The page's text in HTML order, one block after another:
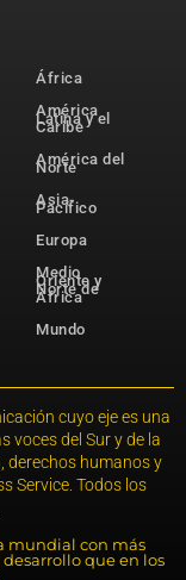
África
América
Latina y el
Caribe
América del
Norte
Asia-
Pacífico
Europa
Medio
Oriente y
Norte de
África
Mundo
cuyo eje es una
voces del Sur y de la
derechos humanos y
Service. Todos los
mundial con más
que en los